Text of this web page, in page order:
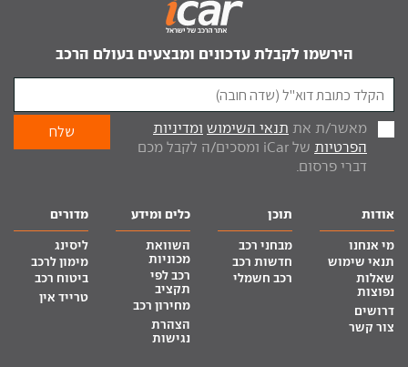
הירשמו לקבלת עדכונים ומבצעים בעולם הרכב
מאשר/ת את תנאי השימוש ומדיניות
הפרטיות
של iCar ומסכים/ה לקבל מכם
דברי פרסום.
אודות
מי אנחנו
תנאי שימוש
שאלות
נפוצות
דרושים
צור קשר
תוכן
מבחני רכב
חדשות רכב
רכב חשמלי
כלים ומידע
השוואת
מכוניות
רכב לפי
תקציב
מחירון רכב
הצהרת
נגישות
מדורים
ליסינג
מימון לרכב
ביטוח רכב
טרייד אין